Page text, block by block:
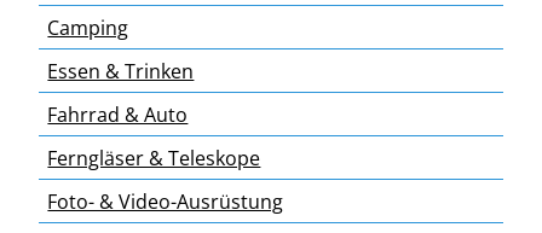
Camping
Essen & Trinken
Fahrrad & Auto
Ferngläser & Teleskope
Foto- & Video-Ausrüstung